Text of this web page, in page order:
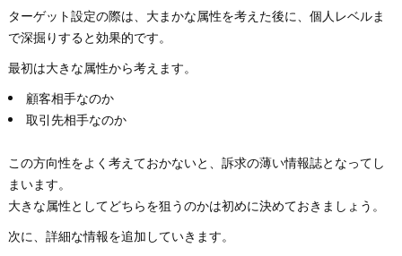
ターゲット設定の際は、大まかな属性を考えた後に、個人レベルま
で深掘りすると効果的です。
最初は大きな属性から考えます。
顧客相手なのか
取引先相手なのか
この方向性をよく考えておかないと、訴求の薄い情報誌となってし
まいます。
大きな属性としてどちらを狙うのかは初めに決めておきましょう。
次に、詳細な情報を追加していきます。